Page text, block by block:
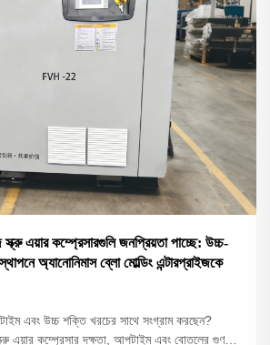
এয়ার কম্প্রেসারগুলি জনপ্রিয়তা পাচ্ছে: উচ্চ-
অ্যানোনিমাস ব্লো মোল্ডিং এন্টারপ্রাইজকে
এবং উচ্চ শক্তি খরচের সাথে সংগ্রাম করছেন?
কম্প্রেসার দক্ষতা, আপটাইম এবং বোতলের গুণমান